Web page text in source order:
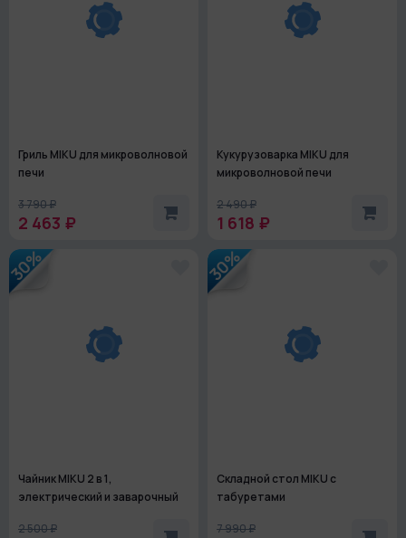
Гриль MIKU для микроволновой
печи
3 790 ₽
2 463 ₽
Кукурузоварка MIKU для
микроволновой печи
2 490 ₽
1 618 ₽
30%
Чайник MIKU 2 в 1,
электрический и заварочный
2 500 ₽
30%
Складной стол MIKU с
табуретами
7 990 ₽